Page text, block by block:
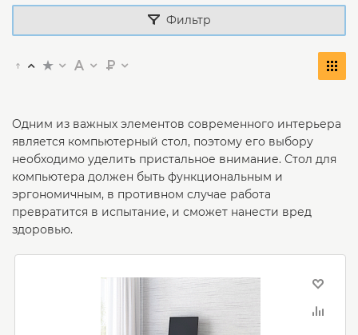
Фильтр
Одним из важных элементов современного интерьера
является компьютерный стол, поэтому его выбору
необходимо уделить пристальное внимание. Стол для
компьютера должен быть функциональным и
эргономичным, в противном случае работа
превратится в испытание, и сможет нанести вред
здоровью.